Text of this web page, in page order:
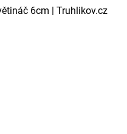
6cm | Truhlikov.cz